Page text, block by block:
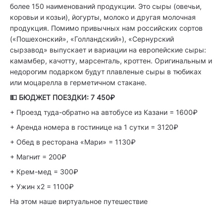
более 150 наименований продукции. Это сыры (овечьи,
коровьи и козьи), йогурты, молоко и другая молочная
продукция. Помимо привычных нам российских сортов
(«Пошехонский», «Голландский»), «Сернурский
сырзавод» выпускает и вариации на европейские сыры:
камамбер, качотту, марсенталь, кроттен. Оригинальным и
недорогим подарком будут плавленые сыры в тюбиках
или моцарелла в герметичном стакане.
💵 БЮДЖЕТ ПОЕЗДКИ: 7 450₽
+ Проезд туда-обратно на автобусе из Казани = 1600₽
+ Аренда номера в гостинице на 1 сутки = 3120₽
+ Обед в ресторана «Мари» = 1130₽
+ Магнит = 200₽
+ Крем-мед = 300₽
+ Ужин х2 = 1100₽
На этом наше виртуальное путешествие